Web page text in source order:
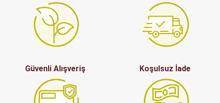
Güvenli Alışveriş Koşulsuz İade